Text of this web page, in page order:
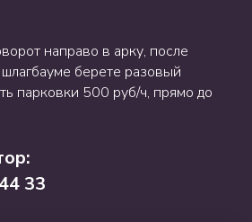
направо в арку, после
берете разовый
парковки 500 руб/ч, прямо до
33